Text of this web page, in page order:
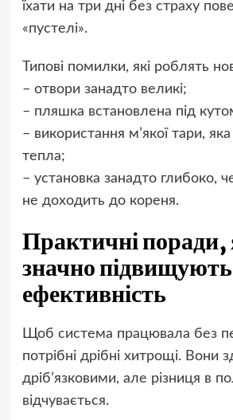
їхати на три дні без страху
«пустелі».
Типові помилки, які роблять
– отвори занадто великі;
– пляшка встановлена під
– використання м’якої тари,
тепла;
– установка занадто глибоко,
не доходить до кореня.
Практичні поради,
значно підвищують
ефективність
Щоб система працювала без
потрібні дрібні хитрощі. Вони
дріб’язковими, але різниця в
відчувається.